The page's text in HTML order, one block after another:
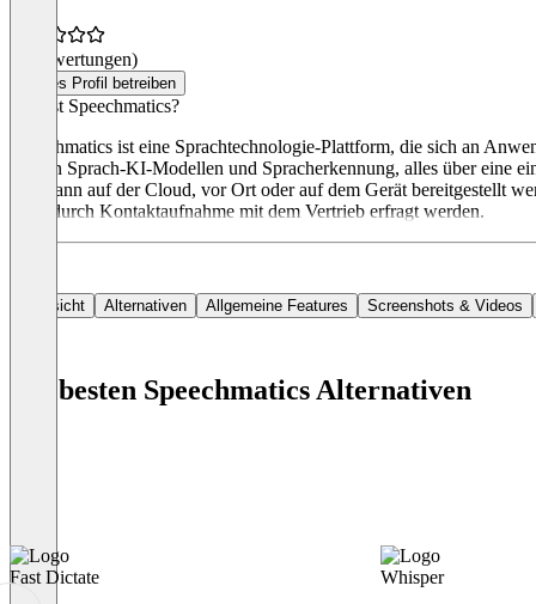
(0 Bewertungen)
Dieses Profil betreiben
Was ist Speechmatics?
Speechmatics ist eine Sprachtechnologie-Plattform, die sich an
großen Sprach-KI-Modellen und Spracherkennung, alles über eine
API kann auf der Cloud, vor Ort oder auf dem Gerät bereitgestellt
kann durch Kontaktaufnahme mit dem Vertrieb erfragt werden.
Übersicht Alternativen Allgemeine Features Screenshots & Videos
Die besten Speechmatics Alternativen
Fast Dictate Whisper